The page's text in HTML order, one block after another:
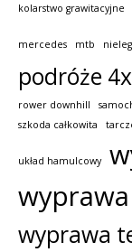
kolarstwo grawitacyjne
mercedes mtb
podróże
rower downhill
szkoda całkowita
układ hamulcowy
wyprawa